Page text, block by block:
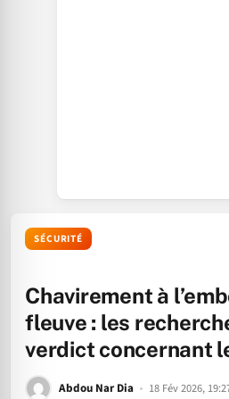
SÉCURITÉ
Chavirement à
fleuve : les
verdict concernant
Abdou Nar Dia 18 Fév 2026,